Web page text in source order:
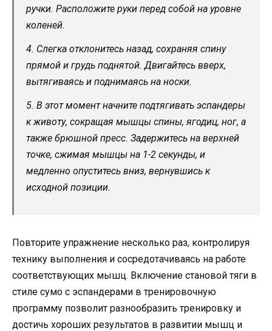
ручки. Расположите руки перед собой на уровне
коленей.
4. Слегка отклонитесь назад, сохраняя спину
прямой и грудь поднятой. Двигайтесь вверх,
вытягиваясь и поднимаясь на носки.
5. В этот момент начните подтягивать эспандеры
к животу, сокращая мышцы спины, ягодиц, ног, а
также брюшной пресс. Задержитесь на верхней
точке, сжимая мышцы на 1-2 секунды, и
медленно опуститесь вниз, вернувшись к
исходной позиции.
Повторите упражнение несколько раз, контролируя
технику выполнения и сосредотачиваясь на работе
соответствующих мышц. Включение становой тяги в
стиле сумо с эспандерами в тренировочную
программу позволит разнообразить тренировку и
достичь хороших результатов в развитии мышц и